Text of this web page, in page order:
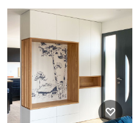
Großes Klassisches Foyer mit
weißer Wandfarbe,
Backsteinboden, Doppeltür
und Haustür aus Glas in Rom